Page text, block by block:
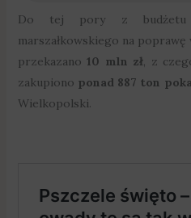
Do tej pory z budżetu
marszałkowskiego na
przekazano10 mln zł, z
zakupiono ponad 887 ton
Wielkopolski.